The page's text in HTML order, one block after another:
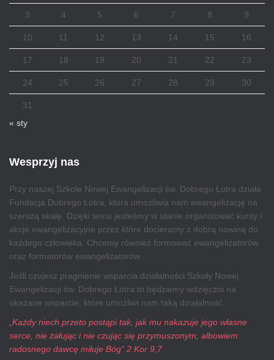
3 4 5 6 7 8 9
10 11 12 13 14 15 16
17 18 19 20 21 22 23
24 25 26 27 28 29 30
31
« sty
Wesprzyj nas
Przy naszej Szkole Nowej Ewangelizacji św. Dobrego Łotra działa
Fundacja Dobrego Łotra, która umożliwia nam ewangelizację na
szerszą skalę. Dzięki temu jesteśmy w stanie organizować kursy i
akcje ewangelizacyjne przez które docieramy z dobrą nowiną do
każdego człowieka. Chcemy również formować ewangelizatorów
oraz formatorów ewangelizatorów.
Jeśli czujesz pragnienie wsparcia działalności Szkoły Nowej
Ewangelizacji św. Dobrego Łotra to będziemy wdzięczni na
okazane wsparcie, które umożliwi nam taką działalność.
„Każdy niech przeto postąpi tak, jak mu nakazuje jego własne
serce, nie żałując i nie czując się przymuszonym, albowiem
radosnego dawcę miłuje Bóg” 2 Kor 9,7